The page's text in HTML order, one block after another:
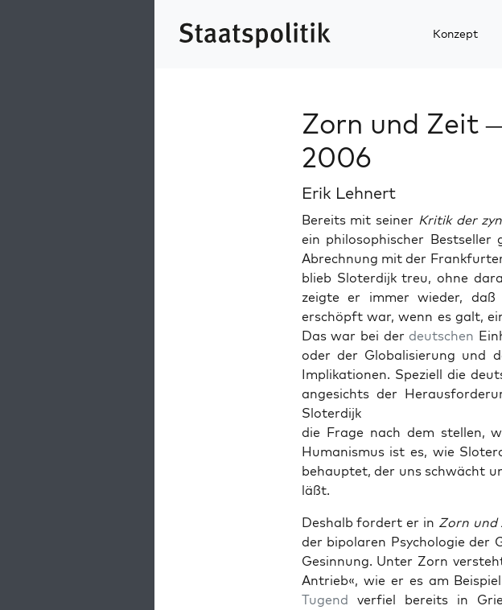
Konzept
Zorn und Zeit
2006
Erik Lehnert
Bere­its mit sein­er Kri­tik der
ein philosophis­ch­er
Abrech­nung mit der
blieb Slo­ter­dijk treu, ohne
zeigte er immer wieder, daß
erschöpft war, wenn es galt,
Das war bei der deutschen
oder der Glob­al­isierung und
Imp­lika­tio­nen. Speziell die
angesichts der
Slo­ter­dijk
die Frage nach dem stellen,
Human­is­mus ist es, wie
behauptet, der uns schwächt
läßt.
Deshalb fordert er in Zorn und
der bipo­laren Psy­cholo­gie der
Gesin­nung. Unter Zorn
Antrieb«, wie er es am
Tugend ver­fiel bere­its in